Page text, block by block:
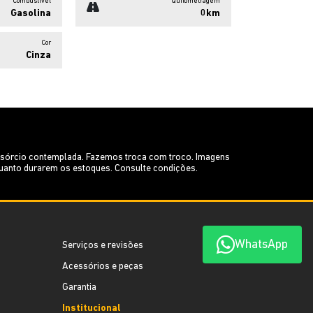
Gasolina 0km
Cor
Cinza
contemplada. Fazemos troca com troco. Imagens
durarem os estoques. Consulte condições.
WhatsApp
Serviços e revisões
Acessórios e peças
Garantia
Institucional